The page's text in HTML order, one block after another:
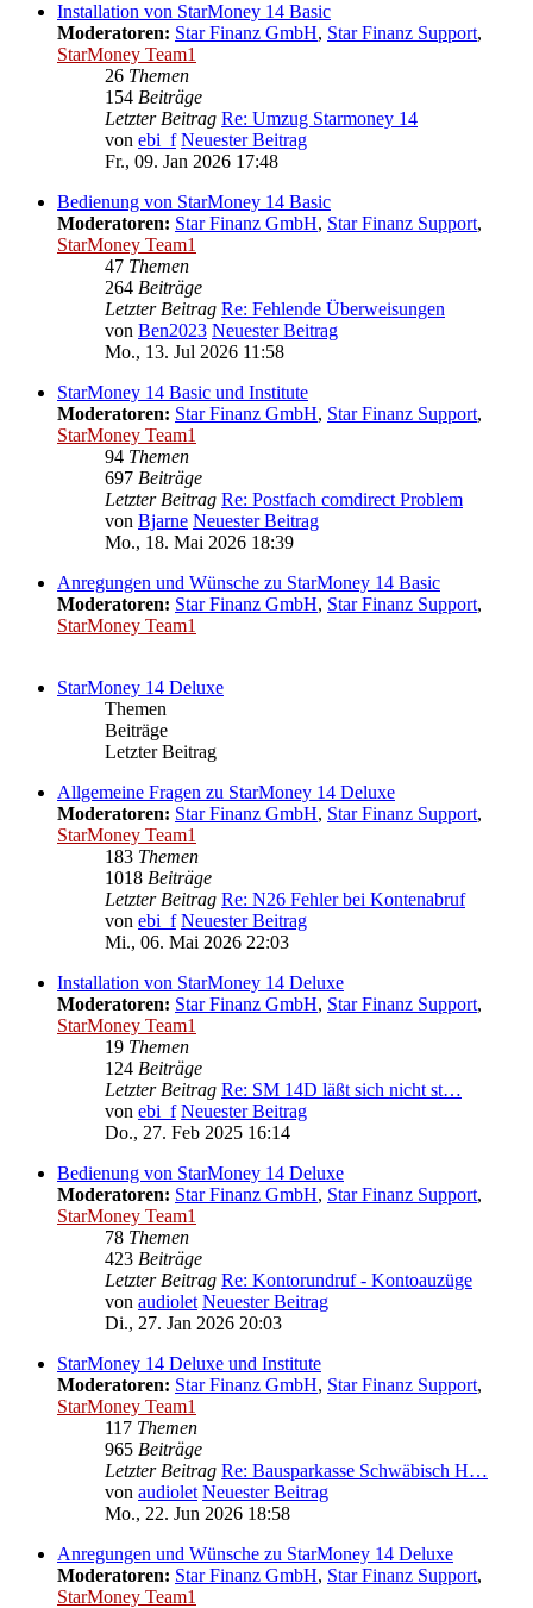
Installation von StarMoney 14 Basic
Moderatoren: Star Finanz GmbH, Star Finanz Support,
StarMoney Team1
26 Themen
154 Beiträge
Letzter Beitrag Re: Umzug Starmoney 14
von ebi_f Neuester Beitrag
Fr., 09. Jan 2026 17:48
Bedienung von StarMoney 14 Basic
Moderatoren: Star Finanz GmbH, Star Finanz Support,
StarMoney Team1
47 Themen
264 Beiträge
Letzter Beitrag Re: Fehlende Überweisungen
von Ben2023 Neuester Beitrag
Mo., 13. Jul 2026 11:58
StarMoney 14 Basic und Institute
Moderatoren: Star Finanz GmbH, Star Finanz Support,
StarMoney Team1
94 Themen
697 Beiträge
Letzter Beitrag Re: Postfach comdirect Problem
von Bjarne Neuester Beitrag
Mo., 18. Mai 2026 18:39
Anregungen und Wünsche zu StarMoney 14 Basic
Moderatoren: Star Finanz GmbH, Star Finanz Support,
StarMoney Team1
StarMoney 14 Deluxe
Themen
Beiträge
Letzter Beitrag
Allgemeine Fragen zu StarMoney 14 Deluxe
Moderatoren: Star Finanz GmbH, Star Finanz Support,
StarMoney Team1
183 Themen
1018 Beiträge
Letzter Beitrag Re: N26 Fehler bei Kontenabruf
von ebi_f Neuester Beitrag
Mi., 06. Mai 2026 22:03
Installation von StarMoney 14 Deluxe
Moderatoren: Star Finanz GmbH, Star Finanz Support,
StarMoney Team1
19 Themen
124 Beiträge
Letzter Beitrag Re: SM 14D läßt sich nicht st…
von ebi_f Neuester Beitrag
Do., 27. Feb 2025 16:14
Bedienung von StarMoney 14 Deluxe
Moderatoren: Star Finanz GmbH, Star Finanz Support,
StarMoney Team1
78 Themen
423 Beiträge
Letzter Beitrag Re: Kontorundruf - Kontoauzüge
von audiolet Neuester Beitrag
Di., 27. Jan 2026 20:03
StarMoney 14 Deluxe und Institute
Moderatoren: Star Finanz GmbH, Star Finanz Support,
StarMoney Team1
117 Themen
965 Beiträge
Letzter Beitrag Re: Bausparkasse Schwäbisch H…
von audiolet Neuester Beitrag
Mo., 22. Jun 2026 18:58
Anregungen und Wünsche zu StarMoney 14 Deluxe
Moderatoren: Star Finanz GmbH, Star Finanz Support,
StarMoney Team1